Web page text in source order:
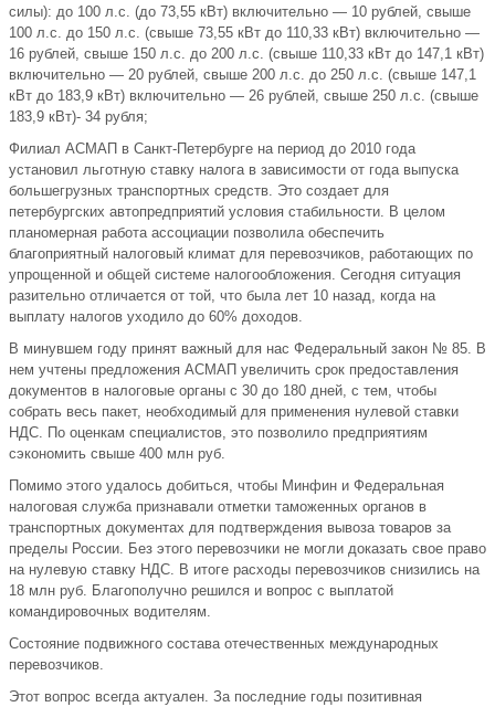
силы): до 100 л.с. (до 73,55 кВт) включительно — 10 рублей, свыше
100 л.с. до 150 л.с. (свыше 73,55 кВт до 110,33 кВт) включительно —
16 рублей, свыше 150 л.с. до 200 л.с. (свыше 110,33 кВт до 147,1 кВт)
включительно — 20 рублей, свыше 200 л.с. до 250 л.с. (свыше 147,1
кВт до 183,9 кВт) включительно — 26 рублей, свыше 250 л.с. (свыше
183,9 кВт)- 34 рубля;
Филиал АСМАП в Санкт-Петербурге на период до 2010 года
установил льготную ставку налога в зависимости от года выпуска
большегрузных транспортных средств. Это создает для
петербургских автопредприятий условия стабильности. В целом
планомерная работа ассоциации позволила обеспечить
благоприятный налоговый климат для перевозчиков, работающих по
упрощенной и общей системе налогообложения. Сегодня ситуация
разительно отличается от той, что была лет 10 назад, когда на
выплату налогов уходило до 60% доходов.
В минувшем году принят важный для нас Федеральный закон № 85. В
нем учтены предложения АСМАП увеличить срок предоставления
документов в налоговые органы с 30 до 180 дней, с тем, чтобы
собрать весь пакет, необходимый для применения нулевой ставки
НДС. По оценкам специалистов, это позволило предприятиям
сэкономить свыше 400 млн руб.
Помимо этого удалось добиться, чтобы Минфин и Федеральная
налоговая служба признавали отметки таможенных органов в
транспортных документах для подтверждения вывоза товаров за
пределы России. Без этого перевозчики не могли доказать свое право
на нулевую ставку НДС. В итоге расходы перевозчиков снизились на
18 млн руб. Благополучно решился и вопрос с выплатой
командировочных водителям.
Состояние подвижного состава отечественных международных
перевозчиков.
Этот вопрос всегда актуален. За последние годы позитивная